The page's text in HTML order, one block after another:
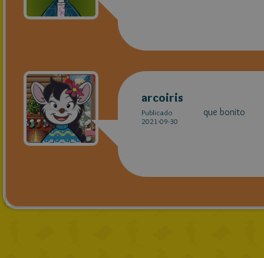
arcoiris
Publicado
2021-09-30
que bonito